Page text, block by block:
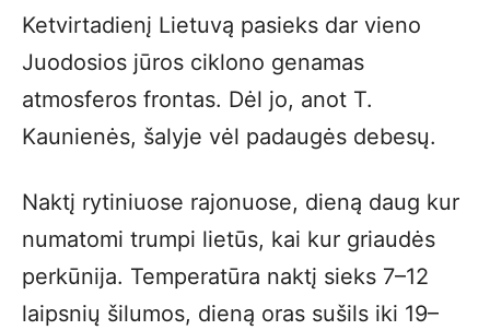
Ketvirtadienį Lietuvą pasieks dar vieno
Juodosios jūros ciklono genamas
atmosferos frontas. Dėl jo, anot T.
Kaunienės, šalyje vėl padaugės debesų.
Naktį rytiniuose rajonuose, dieną daug kur
numatomi trumpi lietūs, kai kur griaudės
perkūnija. Temperatūra naktį sieks 7–12
laipsnių šilumos, dieną oras sušils iki 19–